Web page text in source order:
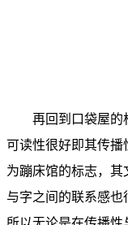
再回到口袋屋的
可读性很好即其传播
为蹦床馆的标志，
与字之间的联系感也